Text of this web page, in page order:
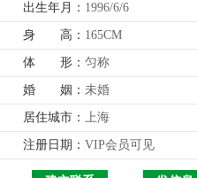
出生年月： 1996/6/6
身 高： 165CM
体 形： 匀称
婚 姻： 未婚
居住城市： 上海
注册日期： VIP会员可见